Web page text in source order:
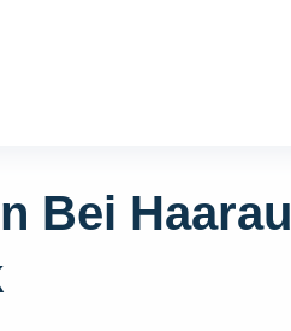
Bei